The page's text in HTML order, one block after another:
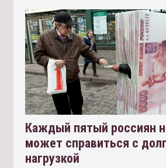
Каждый пятый россиян
может справиться с
нагрузкой